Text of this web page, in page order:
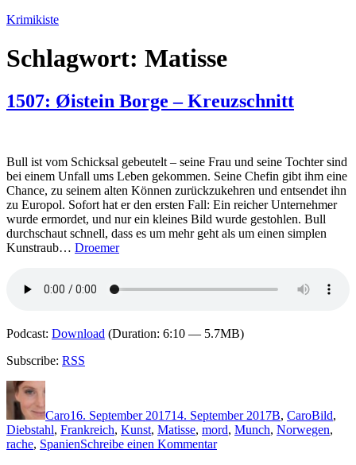
Zum
springen
Krimikiste
Schlagwort: Matisse
1507: Øistein Borge – Kreuzschnitt
Bull ist vom Schicksal gebeutelt – seine Frau und seine Tochter sind
bei einem Unfall ums Leben gekommen. Seine Chefin gibt ihm eine
Chance, zu seinem alten Können zurückzukehren und entsendet ihn
zu Europol. Sofort hat er den ersten Fall: Ein reicher Unternehmer
wurde ermordet, und nur ein kleines Bild wurde gestohlen. Bull
durchschaut schnell, dass es um mehr geht als um einen simplen
Kunstraub… Droemer
Podcast: Download (Duration: 6:10 — 5.7MB)
Subscribe: RSS
Autor
Caro16. September 201714. September 2017B, CaroBild,
Diebstahl, Frankreich, Kunst, Matisse, mord, Munch, Norwegen,
rache, SpanienSchreibe einen Kommentarzu